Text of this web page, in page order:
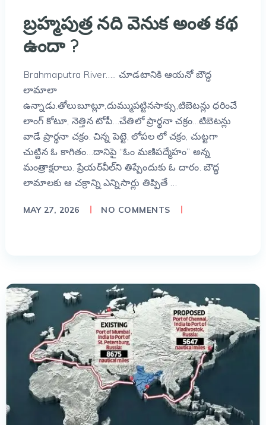
బ్రహ్మపుత్ర నది వెనుక అంత కథ
ఉందా ?
Brahmaputra River….. చూడటానికి ఆయనో బౌద్ధ
లామాలా
ఉన్నాడు.తోలుబూట్లూ,దుమ్ముపట్టినసాక్సు,టిబెటన్లు ధరించే
లాంగ్‌ కోటూ, నెత్తిన టోపీ…చేతిలో ప్రార్థనా చక్రం…టిబెటన్లు
వాడే ప్రార్థనా చక్రం. చిన్న పెట్టె, లోపల లో చక్రం, చుట్టగా
చుట్టిన ఓ కాగితం…దానిపై “ఓం మణిపద్మేహం” అన్న
మంత్రాక్షరాలు. ప్రేయర్‌వీల్‌ని తిప్పేందుకు ఓ దారం. బౌద్ధ
లామాలకు ఆ చక్రాన్ని ఎన్నిసార్లు తిప్పితే …
MAY 27, 2026 NO COMMENTS